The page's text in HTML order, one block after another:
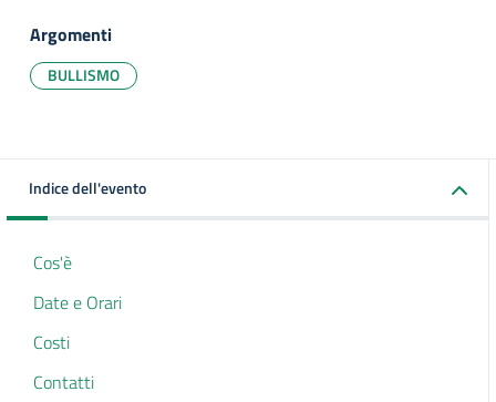
Argomenti
BULLISMO
Indice dell'evento
Cos'è
Date e Orari
Costi
Contatti